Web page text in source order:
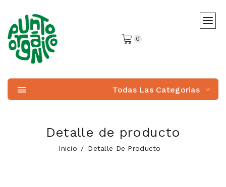
0
Todas Las Categorias
Detalle de producto
Inicio Detalle De Producto